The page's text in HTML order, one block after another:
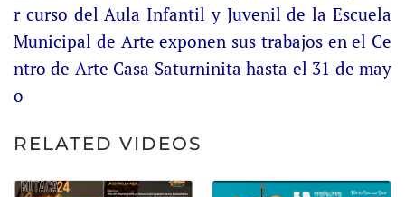
r curso del Aula Infantil y Juvenil de la Escuela
Municipal de Arte exponen sus trabajos en el Ce
ntro de Arte Casa Saturninita hasta el 31 de may
o
RELATED VIDEOS